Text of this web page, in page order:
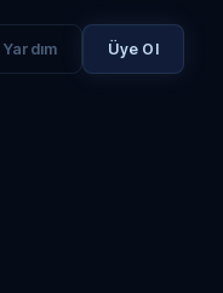
Yardım Üye Ol